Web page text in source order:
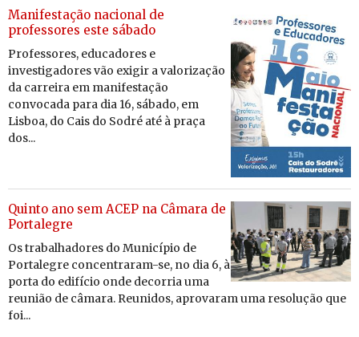
Manifestação nacional de
professores este sábado
Professores, educadores e
investigadores vão exigir a valorização
da carreira em manifestação
convocada para dia 16, sábado, em
Lisboa, do Cais do Sodré até à praça
dos...
Quinto ano sem ACEP na Câmara de
Portalegre
Os trabalhadores do Município de
Portalegre concentraram-se, no dia 6, à
porta do edifício onde decorria uma
reunião de câmara. Reunidos, aprovaram uma resolução que
foi...